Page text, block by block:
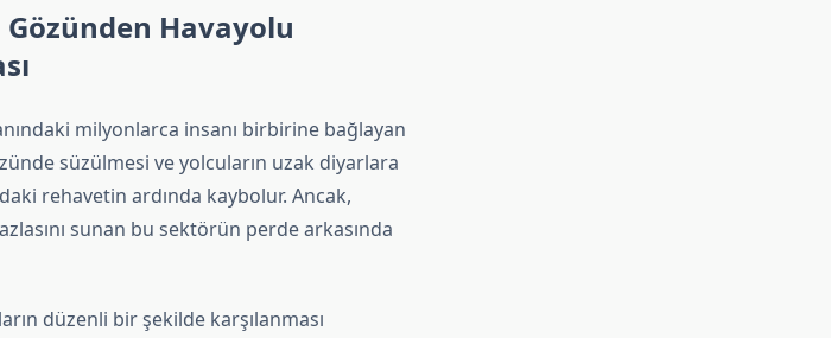
Gözünden Havayolu
milyonlarca insanı birbirine bağlayan
süzülmesi ve yolcuların uzak diyarlara
rehavetin ardında kaybolur. Ancak,
sunan bu sektörün perde arkasında
düzenli bir şekilde karşılanması